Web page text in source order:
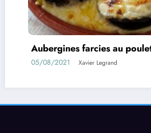
farcies au poulet à la
Xavier Legrand